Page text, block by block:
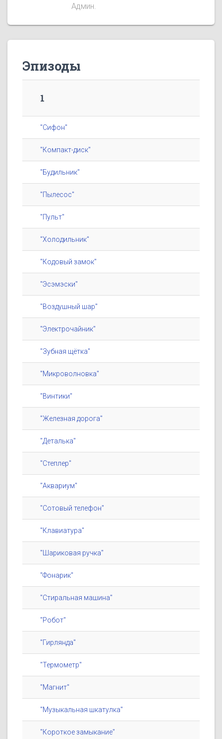
Админ.
Эпизоды
1
"Сифон"
"Компакт-диск"
"Будильник"
"Пылесос"
"Пульт"
"Холодильник"
"Кодовый замок"
"Эсэмэски"
"Воздушный шар"
"Электрочайник"
"Зубная щётка"
"Микроволновка"
"Винтики"
"Железная дорога"
"Деталька"
"Степлер"
"Аквариум"
"Сотовый телефон"
"Клавиатура"
"Шариковая ручка"
"Фонарик"
"Стиральная машина"
"Робот"
"Гирлянда"
"Термометр"
"Магнит"
"Музыкальная шкатулка"
"Короткое замыкание"